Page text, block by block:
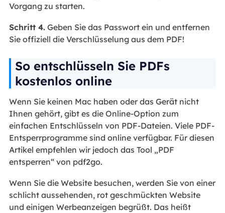
Vorgang zu starten.
Schritt 4.Geben Sie das Passwort ein und entfernen
Sie offiziell die Verschlüsselung aus dem PDF!
So entschlüsseln Sie PDFs
kostenlos online
Wenn Sie keinen Mac haben oder das Gerät nicht
Ihnen gehört, gibt es die Online-Option zum
einfachen Entschlüsseln von PDF-Dateien. Viele PDF-
Entsperrprogramme sind online verfügbar. Für diesen
Artikel empfehlen wir jedoch das Tool „PDF
entsperren“ von pdf2go.
Wenn Sie die Website besuchen, werden Sie von einer
schlicht aussehenden, rot geschmückten Website
und einigen Werbeanzeigen begrüßt. Das heißt